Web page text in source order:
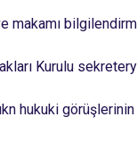
makamı
Kurulu
hukuki görüşlerinin